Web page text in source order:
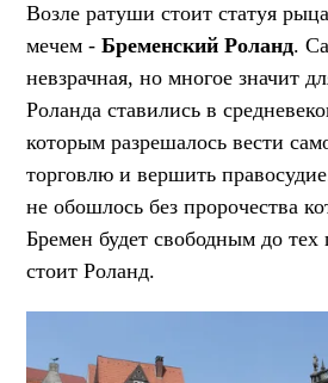
Возле ратуши стоит статуя
мечем -Бременский Роланд.
невзрачная, но многое значит
Роланда ставились в
которым разрешалось вести
торговлю и вершить
не обошлось без пророчества
Бремен будет свободным до тех
стоит Роланд.